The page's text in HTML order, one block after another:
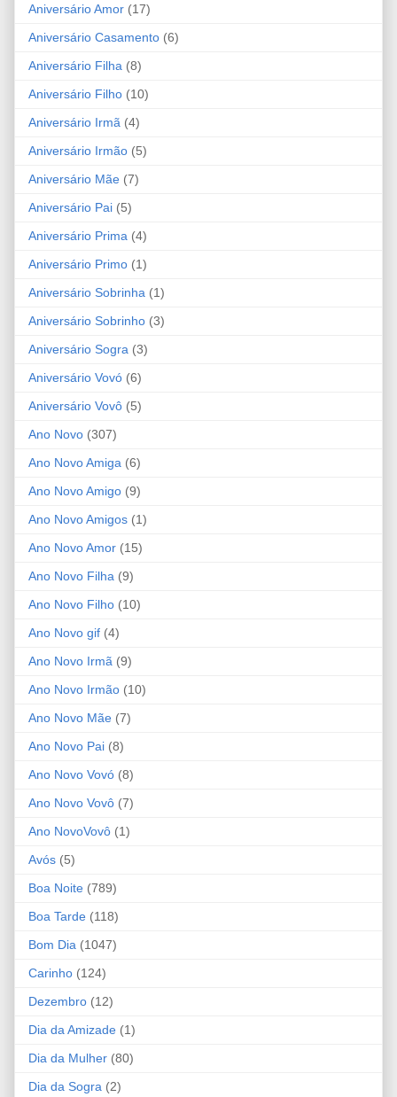
Aniversário Amor (17)
Aniversário Casamento (6)
Aniversário Filha (8)
Aniversário Filho (10)
Aniversário Irmã (4)
Aniversário Irmão (5)
Aniversário Mãe (7)
Aniversário Pai (5)
Aniversário Prima (4)
Aniversário Primo (1)
Aniversário Sobrinha (1)
Aniversário Sobrinho (3)
Aniversário Sogra (3)
Aniversário Vovó (6)
Aniversário Vovô (5)
Ano Novo (307)
Ano Novo Amiga (6)
Ano Novo Amigo (9)
Ano Novo Amigos (1)
Ano Novo Amor (15)
Ano Novo Filha (9)
Ano Novo Filho (10)
Ano Novo gif (4)
Ano Novo Irmã (9)
Ano Novo Irmão (10)
Ano Novo Mãe (7)
Ano Novo Pai (8)
Ano Novo Vovó (8)
Ano Novo Vovô (7)
Ano NovoVovô (1)
Avós (5)
Boa Noite (789)
Boa Tarde (118)
Bom Dia (1047)
Carinho (124)
Dezembro (12)
Dia da Amizade (1)
Dia da Mulher (80)
Dia da Sogra (2)